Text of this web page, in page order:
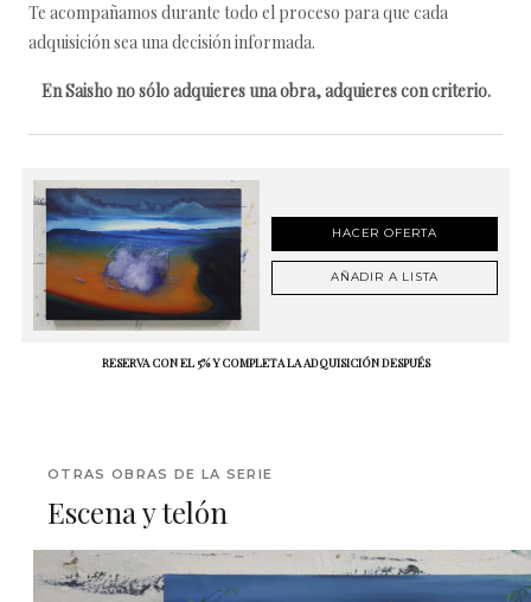
Te acompañamos durante todo el proceso para que cada
adquisición sea una decisión informada.
En Saisho no sólo adquieres una obra, adquieres con criterio.
HACER OFERTA
AÑADIR A LISTA
RESERVA CON EL 5% Y COMPLETA LA ADQUISICIÓN DESPUÉS
OTRAS OBRAS DE LA SERIE
Escena y telón